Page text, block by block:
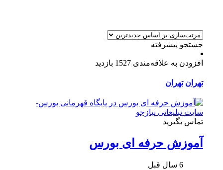
جستجو پیشرفته
افزودن به علاقه‌مندی 1527 بازدید
تهران تهران
تماس بگیرید
آموزش حرفه ای بورس
6 سال قبل